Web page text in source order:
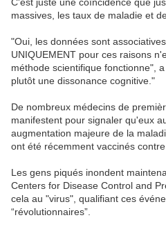
massives, les taux de maladie et
"Oui, les données sont
UNIQUEMENT pour ces raisons
méthode scientifique fonctionne",
plutôt une dissonance cognitive."
De nombreux médecins de
manifestent pour signaler qu'eux
augmentation majeure de la
ont été récemment vaccinés
Les gens piqués inondent
Centers for Disease Control and
cela au "virus", qualifiant ces
“révolutionnaires”.